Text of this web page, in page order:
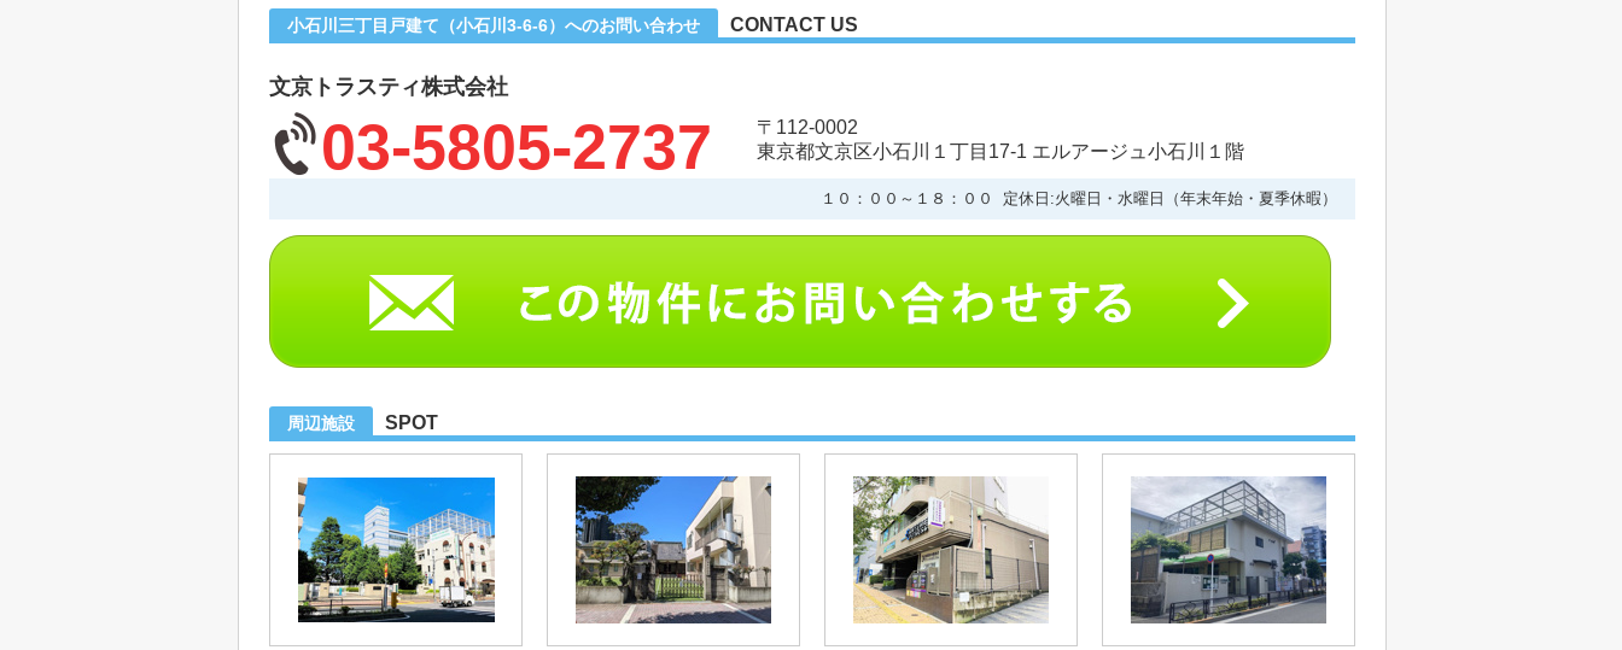
小石川三丁目戸建て（小石川3-6-6）へのお問い合わせ CONTACT US
文京トラスティ株式会社
03-5805-2737
〒112-0002
東京都文京区小石川１丁目17-1 エルアージュ小石川１階
１０：００～１８：００ 定休日:火曜日・水曜日（年末年始・夏季休暇）
周辺施設 SPOT